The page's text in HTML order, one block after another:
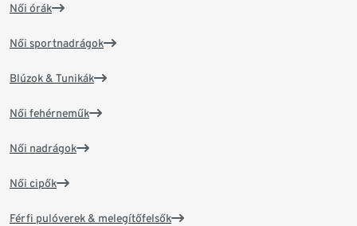
Női órák
Női sportnadrágok
Blúzok & Tunikák
Női fehérneműk
Női nadrágok
Női cipők
Férfi pulóverek & melegítőfelsők